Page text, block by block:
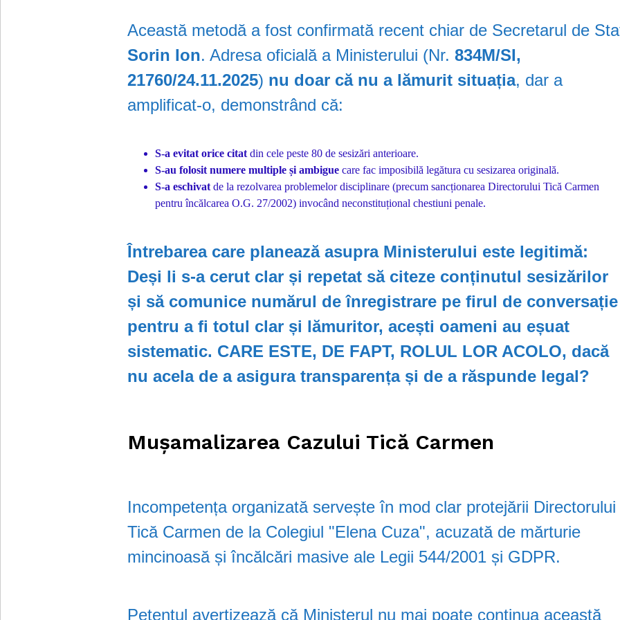
Această metodă a fost confirmată recent chiar de Secretarul de
Sorin Ion. Adresa oficială a Ministerului (Nr.834M/SI,
21760/24.11.2025) nu doar că nu a lămurit situația, dar a
amplificat-o, demonstrând că:
S-a evitat orice citat din cele peste 80 de sesizări anterioare.
S-au folosit numere multiple și ambigue care fac imposibilă legătura cu sesizarea originală.
S-a eschivat de la rezolvarea problemelor disciplinare (precum sancționarea Directorului Tică Carmen
pentru încălcarea O.G. 27/2002) invocând neconstituțional chestiuni penale.
Întrebarea care planează asupra Ministerului este legitimă:
Deși li s-a cerut clar și repetat să citeze conținutul sesizărilor
și să comunice numărul de înregistrare pe firul de conversație
pentru a fi totul clar și lămuritor, acești oameni au eșuat
sistematic. CARE ESTE, DE FAPT, ROLUL LOR ACOLO, dacă
nu acela de a asigura transparența și de a răspunde legal?
Mușamalizarea Cazului Tică Carmen
Incompetența organizată servește în mod clar protejării Directorului
Tică Carmen de la Colegiul "Elena Cuza", acuzată de mărturie
mincinoasă și încălcări masive ale Legii 544/2001 și GDPR.
Petentul avertizează că Ministerul nu mai poate continua această